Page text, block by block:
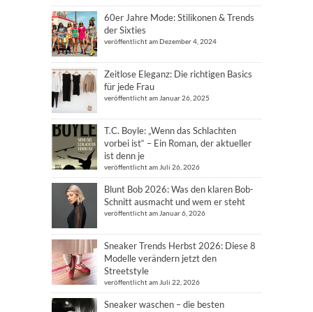
60er Jahre Mode: Stilikonen & Trends
der Sixties
veröffentlicht am Dezember 4, 2024
Zeitlose Eleganz: Die richtigen Basics
für jede Frau
veröffentlicht am Januar 26, 2025
T.C. Boyle: „Wenn das Schlachten
vorbei ist“ – Ein Roman, der aktueller
ist denn je
veröffentlicht am Juli 26, 2026
Blunt Bob 2026: Was den klaren Bob-
Schnitt ausmacht und wem er steht
veröffentlicht am Januar 6, 2026
Sneaker Trends Herbst 2026: Diese 8
Modelle verändern jetzt den
Streetstyle
veröffentlicht am Juli 22, 2026
Sneaker waschen – die besten